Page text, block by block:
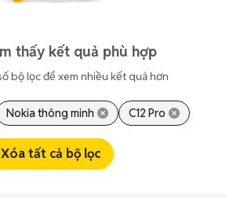
thấy kết quả phù hợp
bộ lọc để xem nhiều kết quả hơn
Nokia thông minh C12 Pro
Xóa tất cả bộ lọc